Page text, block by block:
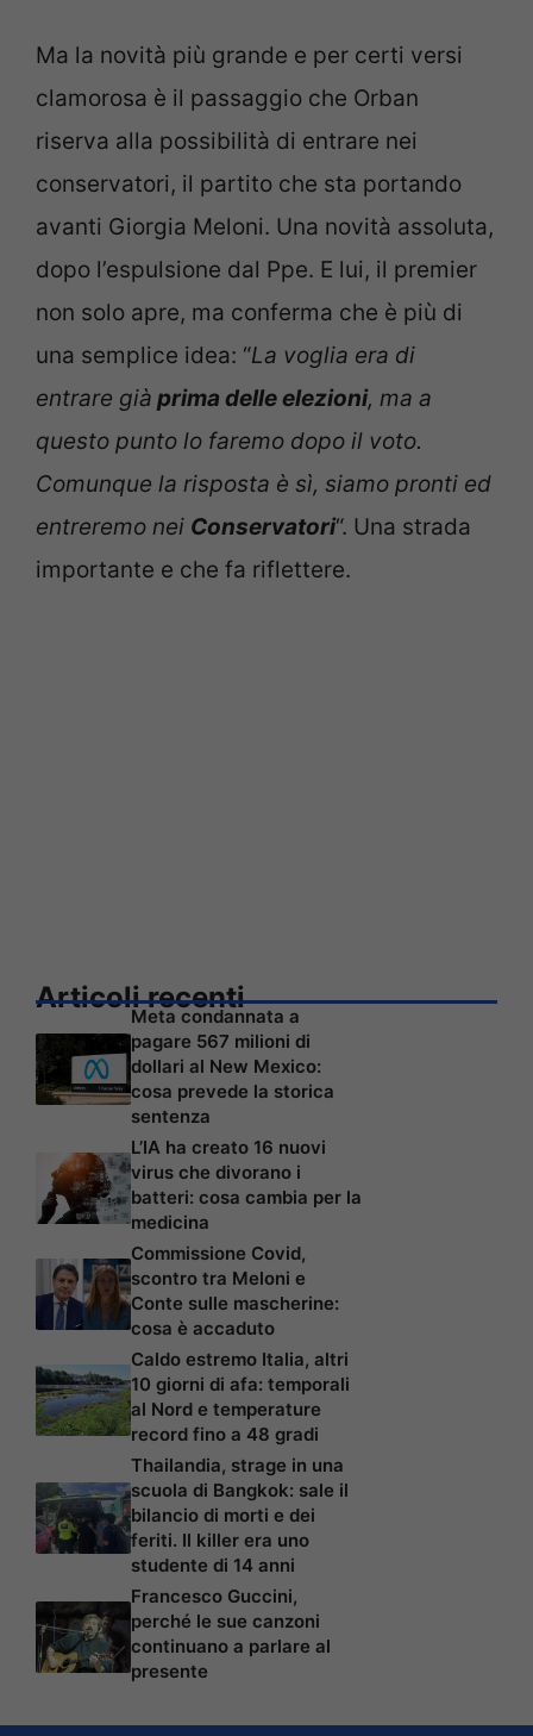
Ma la novità più grande e per certi versi
clamorosa è il passaggio che Orban
riserva alla possibilità di entrare nei
conservatori, il partito che sta portando
avanti Giorgia Meloni. Una novità assoluta,
dopo l’espulsione dal Ppe. E lui, il premier
non solo apre, ma conferma che è più di
una semplice idea: “La voglia era di
entrare già prima delle elezioni, ma a
questo punto lo faremo dopo il voto.
Comunque la risposta è sì, siamo pronti ed
entreremo nei Conservatori“. Una strada
importante e che fa riflettere.
Articoli recenti
Meta condannata a
pagare 567 milioni di
dollari al New Mexico:
cosa prevede la storica
sentenza
L’IA ha creato 16 nuovi
virus che divorano i
batteri: cosa cambia per la
medicina
Commissione Covid,
scontro tra Meloni e
Conte sulle mascherine:
cosa è accaduto
Caldo estremo Italia, altri
10 giorni di afa: temporali
al Nord e temperature
record fino a 48 gradi
Thailandia, strage in una
scuola di Bangkok: sale il
bilancio di morti e dei
feriti. Il killer era uno
studente di 14 anni
Francesco Guccini,
perché le sue canzoni
continuano a parlare al
presente